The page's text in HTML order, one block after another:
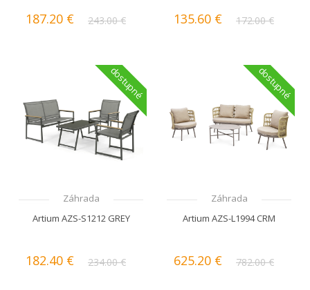
187.20 € 243.00 € 135.60 € 172.00 €
Záhrada
Artium AZS-S1212 GREY
182.40 € 234.00 €
dostupné
Záhrada
Artium AZS-L1994 CRM
625.20 € 782.00 €
dostupné